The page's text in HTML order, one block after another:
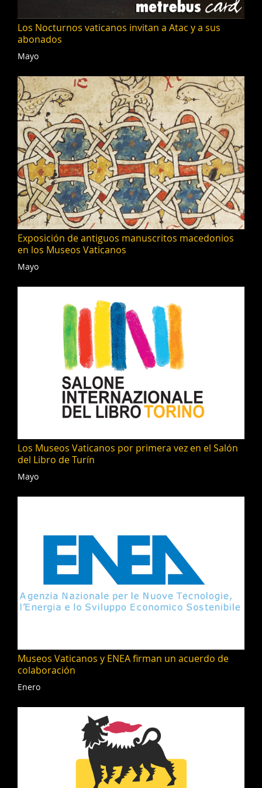
Los Nocturnos vaticanos invitan a Atac y a sus
abonados
Mayo
Exposición de antiguos manuscritos macedonios
en los Museos Vaticanos
Mayo
Los Museos Vaticanos por primera vez en el Salón
del Libro de Turín
Mayo
Museos Vaticanos y ENEA firman un acuerdo de
colaboración
Enero